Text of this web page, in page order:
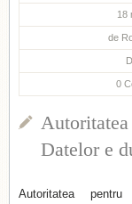
18
de
0
Datelor e
Autoritatea